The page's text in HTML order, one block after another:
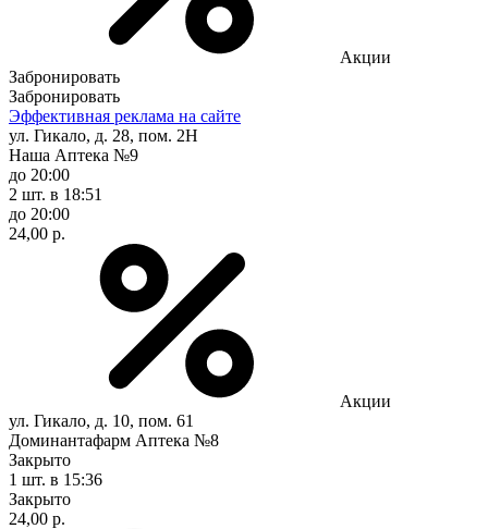
Акции
Забронировать
Забронировать
Эффективная реклама на сайте
ул. Гикало, д. 28, пом. 2Н
Наша Аптека №9
до 20:00
2 шт. в 18:51
до 20:00
24,00 р.
Акции
ул. Гикало, д. 10, пом. 61
Доминантафарм Аптека №8
Закрыто
1 шт. в 15:36
Закрыто
24,00 р.